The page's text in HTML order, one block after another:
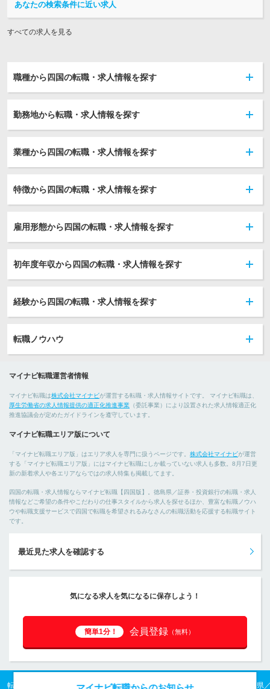
あなたの検索条件に近い求人
すべての求人を見る
職種から四国の転職・求人情報を探す
勤務地から転職・求人情報を探す
業種から四国の転職・求人情報を探す
特徴から四国の転職・求人情報を探す
雇用形態から四国の転職・求人情報を探す
初年度年収から四国の転職・求人情報を探す
経験から四国の転職・求人情報を探す
転職ノウハウ
マイナビ転職運営者情報
マイナビ転職は株式会社マイナビが運営する転職・求人情報サイトです。 マイナビ転職は、
厚生労働省の求人情報提供の適正化推進事業 （委託事業）により設置された求人情報適正化
推進協議会が定めたガイドラインを遵守しています。
マイナビ転職エリア版について
「マイナビ転職エリア版」はエリア求人を専門に扱うページです。 株式会社マイナビが運営
する「マイナビ転職エリア版」にはマイナビ転職にしか載っていない求人も多数。8月7日更
新の新着求人や各エリアならではの求人特集も掲載してます。
四国の転職・求人情報ならマイナビ転職【四国版】。徳島県／証券・投資銀行の転職・求人
情報などご希望の条件やこだわりの仕事スタイルから求人を探せるほか、豊富な転職ノウハ
ウや転職支援サービスで四国で転職を希望されるみなさんの転職活動を応援する転職サイト
です。
最近見た求人を確認する
気になる求人を気になるに保存しよう！
簡単1分！ 会員登録 （無料）
転職TOP 四国の転職・求人情報TOP 徳島県の転職・求人情報TOP 徳島県